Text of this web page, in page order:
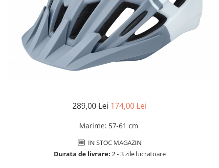
Accesorii biciclete
Scaun bicicleta copii
Chei si scule bicicleta
Portbagaj bicicleta
Antifurt bicicleta
Accesorii biciclete copii
289,00 Lei 174,00 Lei
Marime: 57-61 cm
IN STOC MAGAZIN
Durata de livrare: 2 - 3 zile lucratoare